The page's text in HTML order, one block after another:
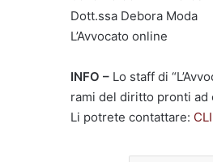
Dott.ssa Debora Moda
L’Avvocato online
INFO – Lo staff di
rami del diritto pronti
Li potrete contattare: